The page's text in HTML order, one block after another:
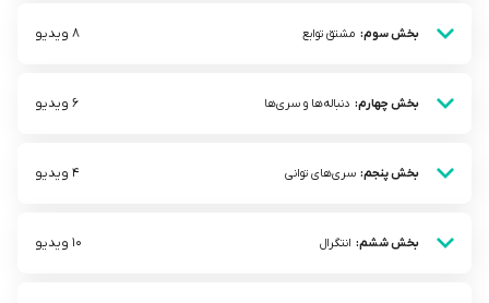
بخش سوم: مشتق توابع 8 ویدیو
بخش چهارم: دنباله‌ها و سری‌ها 6 ویدیو
بخش پنجم: سری‌های توانی 4 ویدیو
بخش ششم: انتگرال 10 ویدیو